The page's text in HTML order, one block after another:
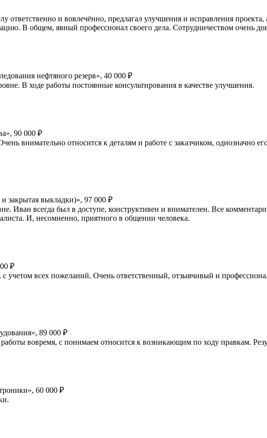
ответственно и вовлечённо, предлагал улучшения и исправления
В общем, явный профессионал своего дела. Сотрудничеством очень
нефтяного резерв», 40 000 ₽
В ходе работы постоянные консультирования в качестве улучшения.
90 000 ₽
внимательно относится к деталям и работе с заказчиком, однозначно
закрытая выкладки)», 97 000 ₽
Иван всегда был в доступе, конструктивен и внимателен. Все
И, несомненно, приятного в общении человека.
₽
учетом всех пожеланий. Очень ответственный, отзывчивый и
89 000 ₽
вовремя, с понимаем относится к возникающим по ходу правкам.
60 000 ₽